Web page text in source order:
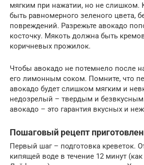
мягким при нажатии, но не слишком.
быть равномерного зеленого цвета,
повреждений. Разрежьте авокадо
косточку. Мякоть должна быть
коричневых прожилок.
Чтобы авокадо не потемнело после
его лимонным соком. Помните, что
авокадо будет слишком мягким и
недозрелый – твердым и
авокадо – это гарантия вкусных и
Пошаговый рецепт
Первый шаг – подготовка креветок.
кипящей воде в течение 12 минут (как